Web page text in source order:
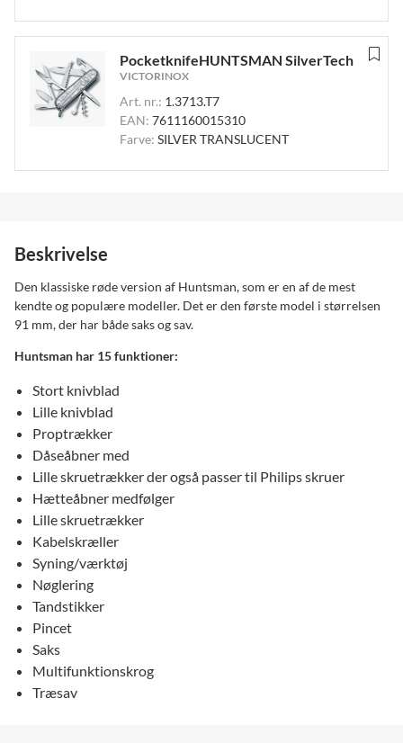
PocketknifeHUNTSMAN SilverTech
VICTORINOX
Art. nr.: 1.3713.T7
EAN: 7611160015310
Farve: SILVER TRANSLUCENT
Beskrivelse
Den klassiske røde version af Huntsman, som er en af ​​de mest
kendte og populære modeller. Det er den første model i størrelsen
91 mm, der har både saks og sav.
Huntsman har 15 funktioner:
Stort knivblad
Lille knivblad
Proptrækker
Dåseåbner med
Lille skruetrækker der også passer til Philips skruer
Hætteåbner medfølger
Lille skruetrækker
Kabelskræller
Syning/værktøj
Nøglering
Tandstikker
Pincet
Saks
Multifunktionskrog
Træsav